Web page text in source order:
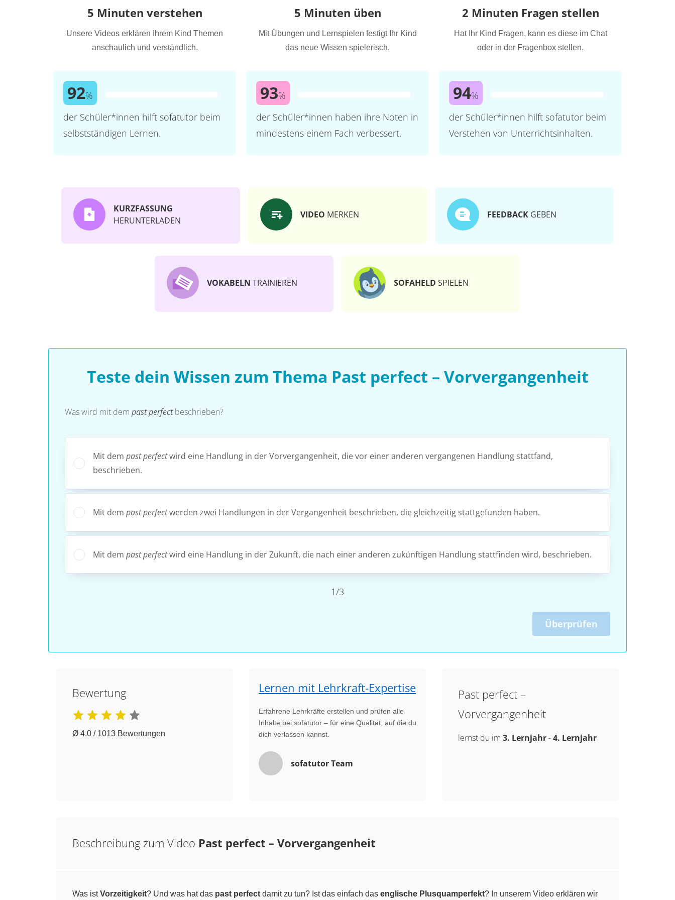
5 Minuten verstehen
Unsere Videos erklären Ihrem Kind Themen
anschaulich und verständlich.
92%
der Schüler*innen hilft sofatutor beim
selbstständigen Lernen.
5 Minuten üben
Mit Übungen und Lernspielen festigt Ihr Kind
das neue Wissen spielerisch.
93%
der Schüler*innen haben ihre Noten in
mindestens einem Fach verbessert.
2 Minuten Fragen stellen
Hat Ihr Kind Fragen, kann es diese im Chat
oder in der Fragenbox stellen.
94%
der Schüler*innen hilft sofatutor beim
Verstehen von Unterrichtsinhalten.
KURZFASSUNG
HERUNTERLADEN
VIDEO MERKEN FEEDBACK GEBEN
VOKABELN TRAINIEREN SOFAHELD SPIELEN
Teste dein Wissen zum Thema Past perfect – Vorvergangenheit
Was wird mit dem past perfectbeschrieben?
Mit dem past perfectwird eine Handlung in der Vorvergangenheit, die vor einer anderen vergangenen Handlung stattfand,
beschrieben.
Mit dem past perfectwerden zwei Handlungen in der Vergangenheit beschrieben, die gleichzeitig stattgefunden haben.
Mit dem past perfectwird eine Handlung in der Zukunft, die nach einer anderen zukünftigen Handlung stattfinden wird, beschrieben.
1/3
Überprüfen
Bewertung
Ø 4.0 / 1013 Bewertungen
Lernen mit Lehrkraft-Expertise
Erfahrene Lehrkräfte erstellen und prüfen alle
Inhalte bei sofatutor – für eine Qualität, auf die du
dich verlassen kannst.
sofatutor Team
Past perfect –
Vorvergangenheit
lernst du im 3. Lernjahr-4. Lernjahr
Beschreibung zum Video Past perfect – Vorvergangenheit
Was istVorzeitigkeit? Und was hat das past perfect damit zu tun? Ist das einfach das englische Plusquamperfekt? In unserem Video erklären wir